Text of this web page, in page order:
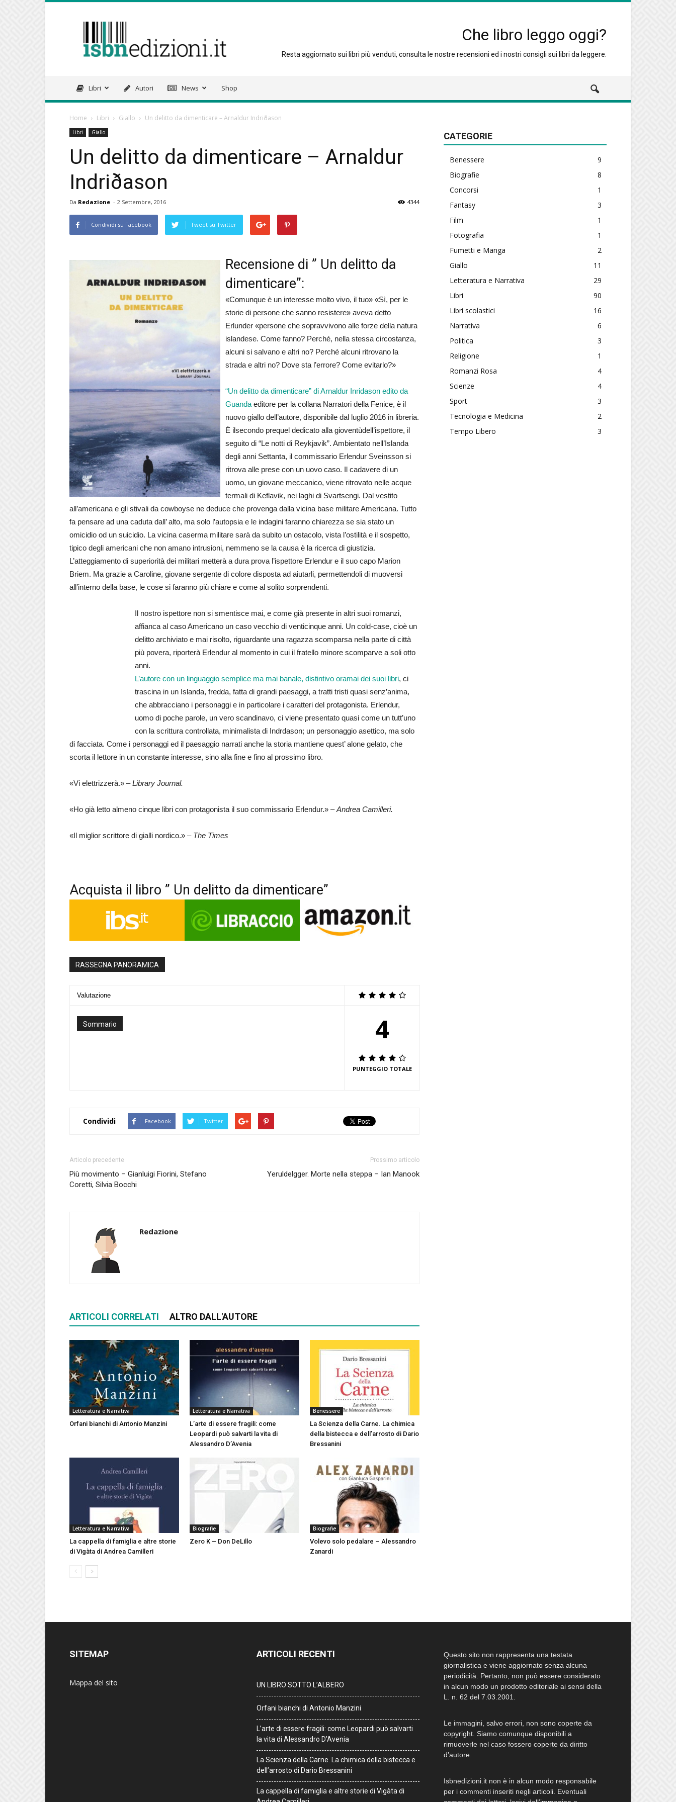
isbnedizioni.it
Che libro leggo oggi?
Resta aggiornato sui libri più venduti, consulta le nostre recensioni ed i nostri consigli sui libri da leggere.
Libri Autori News Shop
Home Libri Giallo Un delitto da dimenticare – Arnaldur Indriðason
Libri Giallo
Un delitto da dimenticare – Arnaldur
Indriðason
Da Redazione - 2 Settembre, 2016 4344
Condividi su Facebook Tweet su Twitter
Recensione di ” Un delitto da
dimenticare”:
«Comunque è un interesse molto vivo, il tuo» «Sì, per le
storie di persone che sanno resistere» aveva detto
Erlunder «persone che sopravvivono alle forze della natura
islandese. Come fanno? Perché, nella stessa circostanza,
alcuni si salvano e altri no? Perché alcuni ritrovano la
strada e altri no? Dove sta l’errore? Come evitarlo?»
“Un delitto da dimenticare” di Arnaldur Inridason edito da
Guanda editore per la collana Narratori della Fenice, è il
nuovo giallo dell’autore, disponibile dal luglio 2016 in libreria.
È ilsecondo prequel dedicato alla gioventùdell’ispettore, il
seguito di “Le notti di Reykjavik”. Ambientato nell’Islanda
degli anni Settanta, il commissario Erlendur Sveinsson si
ritrova alle prese con un uovo caso. Il cadavere di un
uomo, un giovane meccanico, viene ritrovato nelle acque
termali di Keflavik, nei laghi di Svartsengi. Dal vestito
all’americana e gli stivali da cowboyse ne deduce che provenga dalla vicina base militare Americana. Tutto
fa pensare ad una caduta dall’ alto, ma solo l’autopsia e le indagini faranno chiarezza se sia stato un
omicidio od un suicidio. La vicina caserma militare sarà da subito un ostacolo, vista l’ostilità e il sospetto,
tipico degli americani che non amano intrusioni, nemmeno se la causa è la ricerca di giustizia.
L’atteggiamento di superiorità dei militari metterà a dura prova l’ispettore Erlendur e il suo capo Marion
Briem. Ma grazie a Caroline, giovane sergente di colore disposta ad aiutarli, permettendoli di muoversi
all’interno della base, le cose si faranno più chiare e come al solito sorprendenti.
Il nostro ispettore non si smentisce mai, e come già presente in altri suoi romanzi,
affianca al caso Americano un caso vecchio di venticinque anni. Un cold-case, cioè un
delitto archiviato e mai risolto, riguardante una ragazza scomparsa nella parte di città
più povera, riporterà Erlendur al momento in cui il fratello minore scomparve a soli otto
anni.
L’autore con un linguaggio semplice ma mai banale, distintivo oramai dei suoi libri, ci
trascina in un Islanda, fredda, fatta di grandi paesaggi, a tratti tristi quasi senz’anima,
che abbracciano i personaggi e in particolare i caratteri del protagonista. Erlendur,
uomo di poche parole, un vero scandinavo, ci viene presentato quasi come un tutt’uno
con la scrittura controllata, minimalista di Indrdason; un personaggio asettico, ma solo
di facciata. Come i personaggi ed il paesaggio narrati anche la storia mantiene quest’ alone gelato, che
scorta il lettore in un constante interesse, sino alla fine e fino al prossimo libro.
«Vi elettrizzerà.» –Library Journal.
«Ho già letto almeno cinque libri con protagonista il suo commissario Erlendur.» –Andrea Camilleri.
«Il miglior scrittore di gialli nordico.» –The Times
Acquista il libro ” Un delitto da dimenticare”
RASSEGNA PANORAMICA
Valutazione
Sommario 4
PUNTEGGIO TOTALE
Condividi Facebook Twitter
Articolo precedente
Più movimento – Gianluigi Fiorini, Stefano
Coretti, Silvia Bocchi
Prossimo articolo
Yeruldelgger. Morte nella steppa – Ian Manook
Redazione
ARTICOLI CORRELATI ALTRO DALL'AUTORE
Letteratura e Narrativa
Orfani bianchi di Antonio Manzini
Letteratura e Narrativa
L’arte di essere fragili: come
Leopardi può salvarti la vita di
Alessandro D’Avenia
Benessere
La Scienza della Carne. La chimica
della bistecca e dell’arrosto di Dario
Bressanini
Letteratura e Narrativa
La cappella di famiglia e altre storie
di Vigàta di Andrea Camilleri
Biografie
Zero K – Don DeLillo
Biografie
Volevo solo pedalare – Alessandro
Zanardi
CATEGORIE
Benessere
9
Biografie
8
Concorsi
1
Fantasy
3
Film
1
Fotografia
1
Fumetti e Manga
2
Giallo
11
Letteratura e Narrativa
29
Libri
90
Libri scolastici
16
Narrativa
6
Politica
3
Religione
1
Romanzi Rosa
4
Scienze
4
Sport
3
Tecnologia e Medicina
2
Tempo Libero
3
SITEMAP
Mappa del sito
ARTICOLI RECENTI
UN LIBRO SOTTO L’ALBERO
Orfani bianchi di Antonio Manzini
L’arte di essere fragili: come Leopardi può salvarti
la vita di Alessandro D’Avenia
La Scienza della Carne. La chimica della bistecca e
dell’arrosto di Dario Bressanini
La cappella di famiglia e altre storie di Vigàta di
Questo sito non rappresenta una testata
giornalistica e viene aggiornato senza alcuna
periodicità. Pertanto, non può essere considerato
in alcun modo un prodotto editoriale ai sensi della
L. n. 62 del 7.03.2001.
Le immagini, salvo errori, non sono coperte da
copyright. Siamo comunque disponibili a
rimuoverle nel caso fossero coperte da diritto
d’autore.
Isbnedizioni.it non è in alcun modo responsabile
per i commenti inseriti negli articoli. Eventuali